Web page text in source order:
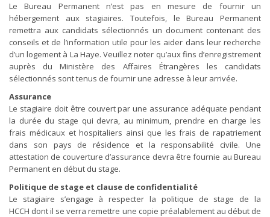
Le Bureau Permanent n’est pas en mesure de fournir un
hébergement aux stagiaires. Toutefois, le Bureau Permanent
remettra aux candidats sélectionnés un document contenant des
conseils et de l’information utile pour les aider dans leur recherche
d’un logement à La Haye. Veuillez noter qu’aux fins d’enregistrement
auprès du Ministère des Affaires Étrangères les candidats
sélectionnés sont tenus de fournir une adresse à leur arrivée.
Assurance
Le stagiaire doit être couvert par une assurance adéquate pendant
la durée du stage qui devra, au minimum, prendre en charge les
frais médicaux et hospitaliers ainsi que les frais de rapatriement
dans son pays de résidence et la responsabilité civile. Une
attestation de couverture d’assurance devra être fournie au Bureau
Permanent en début du stage.
Politique de stage et clause de confidentialité
Le stagiaire s’engage à respecter la politique de stage de la
HCCH dont il se verra remettre une copie préalablement au début de